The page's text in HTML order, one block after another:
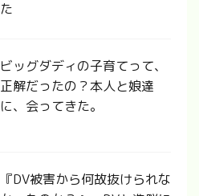
た
ビッグダディの子育てって、
正解だったの？本人と娘達
に、会ってきた。
『DV被害から何故抜けられな